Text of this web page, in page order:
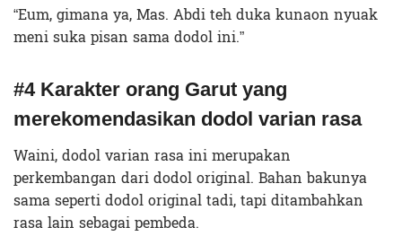
“Eum, gimana ya, Mas. Abdi teh duka kunaon nyuak
meni suka pisan sama dodol ini.”
#4 Karakter orang Garut yang
merekomendasikan dodol varian rasa
Waini, dodol varian rasa ini merupakan
perkembangan dari dodol original. Bahan bakunya
sama seperti dodol original tadi, tapi ditambahkan
rasa lain sebagai pembeda.